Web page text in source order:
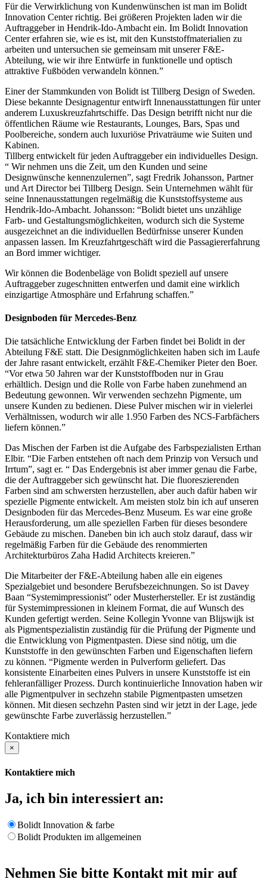
Für die Verwirklichung von Kundenwünschen ist man im Bolidt
Innovation Center richtig. Bei größeren Projekten laden wir die
Auftraggeber in Hendrik-Ido-Ambacht ein. Im Bolidt Innovation
Center erfahren sie, wie es ist, mit den Kunststoffmaterialien zu
arbeiten und untersuchen sie gemeinsam mit unserer F&E-
Abteilung, wie wir ihre Entwürfe in funktionelle und optisch
attraktive Fußböden verwandeln können.”
Einer der Stammkunden von Bolidt ist Tillberg Design of Sweden.
Diese bekannte Designagentur entwirft Innenausstattungen für unter
anderem Luxuskreuzfahrtschiffe. Das Design betrifft nicht nur die
öffentlichen Räume wie Restaurants, Lounges, Bars, Spas und
Poolbereiche, sondern auch luxuriöse Privaträume wie Suiten und
Kabinen.
Tillberg entwickelt für jeden Auftraggeber ein individuelles Design.
“ Wir nehmen uns die Zeit, um den Kunden und seine
Designwünsche kennenzulernen”, sagt Fredrik Johansson, Partner
und Art Director bei Tillberg Design. Sein Unternehmen wählt für
seine Innenausstattungen regelmäßig die Kunststoffsysteme aus
Hendrik-Ido-Ambacht. Johansson: “Bolidt bietet uns unzählige
Farb- und Gestaltungsmöglichkeiten, wodurch sich die Systeme
ausgezeichnet an die individuellen Bedürfnisse unserer Kunden
anpassen lassen. Im Kreuzfahrtgeschäft wird die Passagiererfahrung
an Bord immer wichtiger.
Wir können die Bodenbeläge von Bolidt speziell auf unsere
Auftraggeber zugeschnitten entwerfen und damit eine wirklich
einzigartige Atmosphäre und Erfahrung schaffen.”
Designboden für Mercedes-Benz
Die tatsächliche Entwicklung der Farben findet bei Bolidt in der
Abteilung F&E statt. Die Designmöglichkeiten haben sich im Laufe
der Jahre rasant entwickelt, erzählt F&E-Chemiker Pieter den Boer.
“Vor etwa 50 Jahren war der Kunststoffboden nur in Grau
erhältlich. Design und die Rolle von Farbe haben zunehmend an
Bedeutung gewonnen. Wir verwenden sechzehn Pigmente, um
unsere Kunden zu bedienen. Diese Pulver mischen wir in vielerlei
Verhältnissen, wodurch wir alle 1.950 Farben des NCS-Farbfächers
liefern können.”
Das Mischen der Farben ist die Aufgabe des Farbspezialisten Erthan
Elbir. “Die Farben entstehen oft nach dem Prinzip von Versuch und
Irrtum”, sagt er. “ Das Endergebnis ist aber immer genau die Farbe,
die der Auftraggeber sich gewünscht hat. Die fluoreszierenden
Farben sind am schwersten herzustellen, aber auch dafür haben wir
spezielle Pigmente entwickelt. Am meisten stolz bin ich auf unseren
Designboden für das Mercedes-Benz Museum. Es war eine große
Herausforderung, um alle speziellen Farben für dieses besondere
Gebäude zu mischen. Daneben bin ich auch stolz darauf, dass wir
regelmäßig Farben für die Gebäude des renommierten
Architekturbüros Zaha Hadid Architects kreieren.”
Die Mitarbeiter der F&E-Abteilung haben alle ein eigenes
Spezialgebiet und besondere Berufsbezeichnungen. So ist Davey
Baan “Systemimpressionist” oder Musterhersteller. Er ist zuständig
für Systemimpressionen in kleinem Format, die auf Wunsch des
Kunden gefertigt werden. Seine Kollegin Yvonne van Blijswijk ist
als Pigmentspezialistin zuständig für die Prüfung der Pigmente und
die Entwicklung von Pigmentpasten. Diese sind nötig, um die
Kunststoffe in den gewünschten Farben und Eigenschaften liefern
zu können. “Pigmente werden in Pulverform geliefert. Das
konsistente Einarbeiten eines Pulvers in unsere Kunststoffe ist ein
fehleranfälliger Prozess. Durch kontinuierliche Innovation haben wir
alle Pigmentpulver in sechzehn stabile Pigmentpasten umsetzen
können. Mit diesen sechzehn Pasten sind wir jetzt in der Lage, jede
gewünschte Farbe zuverlässig herzustellen.”
Kontaktiere mich
×
Kontaktiere mich
Ja, ich bin interessiert an:
Bolidt Innovation & farbe
Bolidt Produkten im allgemeinen
Nehmen Sie bitte Kontakt mit mir auf